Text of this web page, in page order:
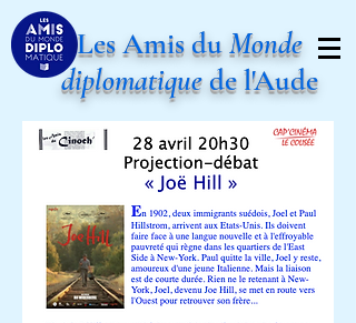
Les Amis duMonde
diplomatiquede l'Aude